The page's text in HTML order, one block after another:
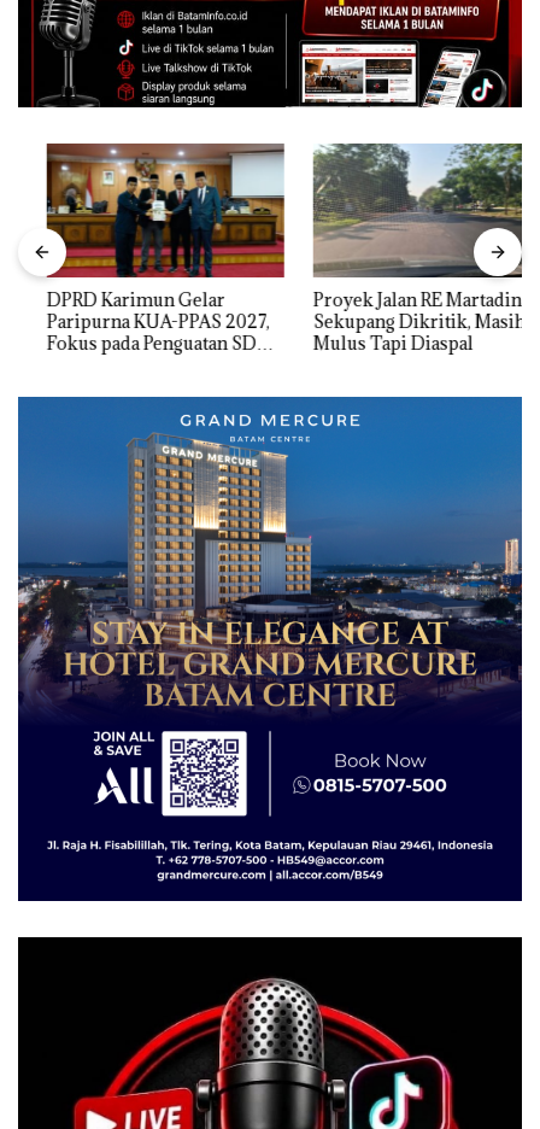
DPRD Karimun Gelar
Paripurna KUA-PPAS 2027,
Fokus pada Penguatan SDM,
Proyek Jalan RE Martadinata
Sekupang Dikritik, Masih
Mulus Tapi Diaspal